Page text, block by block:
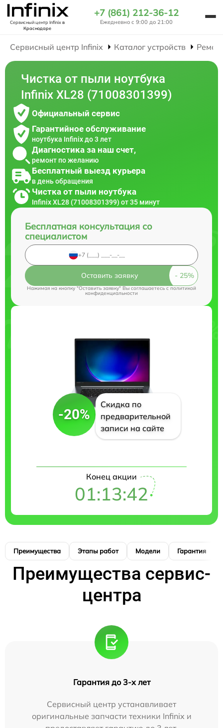
Сервисный центр Infinixв
Краснодаре
+7 (861) 212-36-12
Ежедневно с 9:00 до 21:00
Сервисный центр Infinix Каталог устройств
Чистка от пыли ноутбука
Infinix XL28 (71008301399)
Официальный сервис
Гарантийное обслуживание
ноутбука Infinix до 3 лет
Диагностика за наш счет,
ремонт по желанию
Бесплатный выезд курьера
в день обращения
Чистка от пыли ноутбука
Infinix XL28 (71008301399) от 35 минут
Бесплатная консультация со
специалистом
Оставить заявку
Нажимая на кнопку "Оставить заявку" Вы соглашаетесь cполитикой
конфиденциальности
-20%
Скидка по
предварительной
записи на сайте
Конец акции
01:13:42
Преимущества Этапы работ Модели Гарантия
Преимущества сервис-
центра
Гарантия до 3-х лет
Сервисный центр устанавливает
оригинальные запчасти техники Infinix и